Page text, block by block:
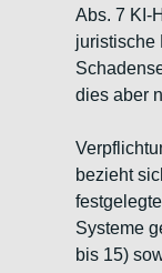
Abs. 7 KI-
juristische
dies
bezieht
Systeme
bis 15)